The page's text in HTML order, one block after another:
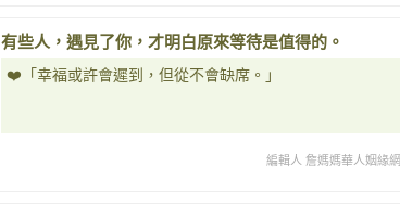
有些人，遇見了你，才明白原來等待是值得的。
❤️「幸福或許會遲到，但從不會缺席。」
編輯人 詹媽媽華人姻緣網